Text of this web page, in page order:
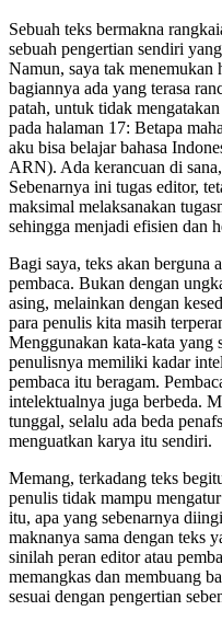
Sebuah teks bermakna
sebuah pengertian sendiri
Namun, saya tak
bagiannya ada yang terasa
patah, untuk tidak
pada halaman 17: Betapa
aku bisa belajar bahasa
ARN). Ada kerancuan di
Sebenarnya ini tugas editor,
maksimal melaksanakan
sehingga menjadi efisien dan
Bagi saya, teks akan berguna
pembaca. Bukan dengan
asing, melainkan dengan
para penulis kita masih
Menggunakan kata-kata yang
penulisnya memiliki kadar
pembaca itu beragam.
intelektualnya juga berbeda.
tunggal, selalu ada beda
menguatkan karya itu sendiri.
Memang, terkadang teks
penulis tidak mampu
itu, apa yang sebenarnya
maknanya sama dengan teks
sinilah peran editor atau
memangkas dan membuang
sesuai dengan pengertian